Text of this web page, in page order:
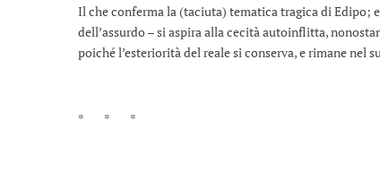
Il che conferma la (taciuta) tematica tragica di Edipo;
dell’assurdo – si aspira alla cecità autoinflitta,
poiché l’esteriorità del reale si conserva, e rimane nel
* * *